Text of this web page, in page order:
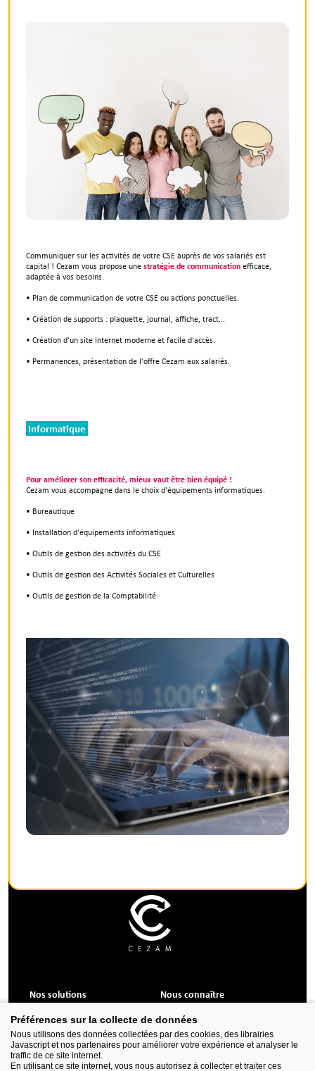
Communiquer sur les activités de votre CSE auprès de vos salariés est
capital ! Cezam vous propose unestratégie de communicationefficace,
adaptée à vos besoins.
• Plan de communication de votre CSE ou actions ponctuelles.
• Création de supports : plaquette, journal, affiche, tract...
• Création d'un site Internet moderne et facile d'accès.
• Permanences, présentation de l'offre Cezam aux salariés.
Informatique
Pour améliorer son efficacité, mieux vaut être bien équipé !
Cezam vous accompagne dans le choix d'équipements informatiques.
• Bureautique
• Installation d'équipements informatiques
• Outils de gestion des activités du CSE
• Outils de gestion des Activités Sociales et Culturelles
• Outils de gestion de la Comptabilité
Nos solutions
Services et accompagnement
Outils et logiciels
Billetterie, avantages
Sorties, voyages, séjours
Nous connaître
Nos valeurs
Préférences sur la collecte de données
Nous utilisons des données collectées par des cookies, des librairies
Javascript et nos partenaires pour améliorer votre expérience et analyser le
traffic de ce site internet.
En utilisant ce site internet, vous nous autorisez à collecter et traiter ces